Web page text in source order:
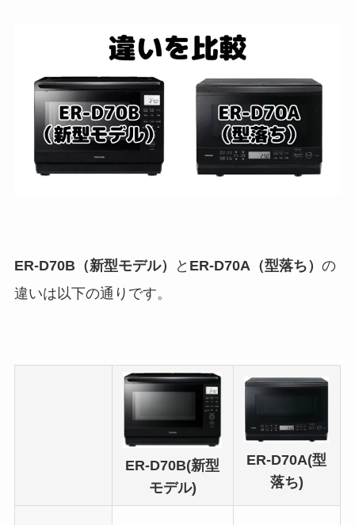
ER-D70B（新型モデル） と ER-D70A（型落ち） の
違いは以下の通りです。
ER-D70B(新型
モデル)
ER-D70A(型
落ち)